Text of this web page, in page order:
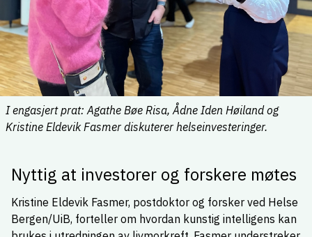
I engasjert prat: Agathe Bøe Risa, Ådne Iden Høiland og
Kristine Eldevik Fasmer diskuterer helseinvesteringer.
Nyttig at investorer og forskere møtes
Kristine Eldevik Fasmer, postdoktor og forsker ved Helse
Bergen/UiB, forteller om hvordan kunstig intelligens kan